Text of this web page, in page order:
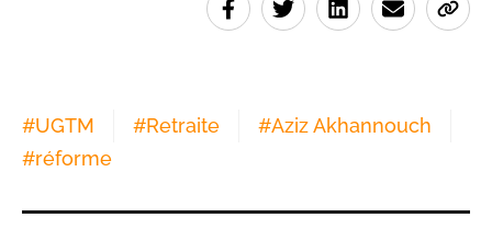
#UGTM #Retraite #Aziz Akhannouch
#réforme